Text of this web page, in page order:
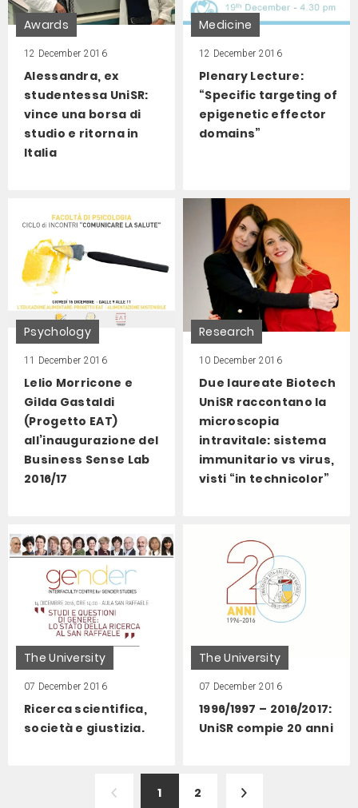
Awards
12 December 2016
Alessandra, ex
studentessa UniSR:
vince una borsa di
studio e ritorna in
Italia
Medicine
12 December 2016
Plenary Lecture:
“Specific targeting of
epigenetic effector
domains”
Psychology
11 December 2016
Lelio Morricone e
Gilda Gastaldi
(Progetto EAT)
all’inaugurazione del
Business Sense Lab
2016/17
Research
10 December 2016
Due laureate Biotech
UniSR raccontano la
microscopia
intravitale: sistema
immunitario vs virus,
visti “in technicolor”
The University
07 December 2016
Ricerca scientifica,
società e giustizia.
The University
07 December 2016
1996/1997 – 2016/2017:
UniSR compie 20 anni
1 2